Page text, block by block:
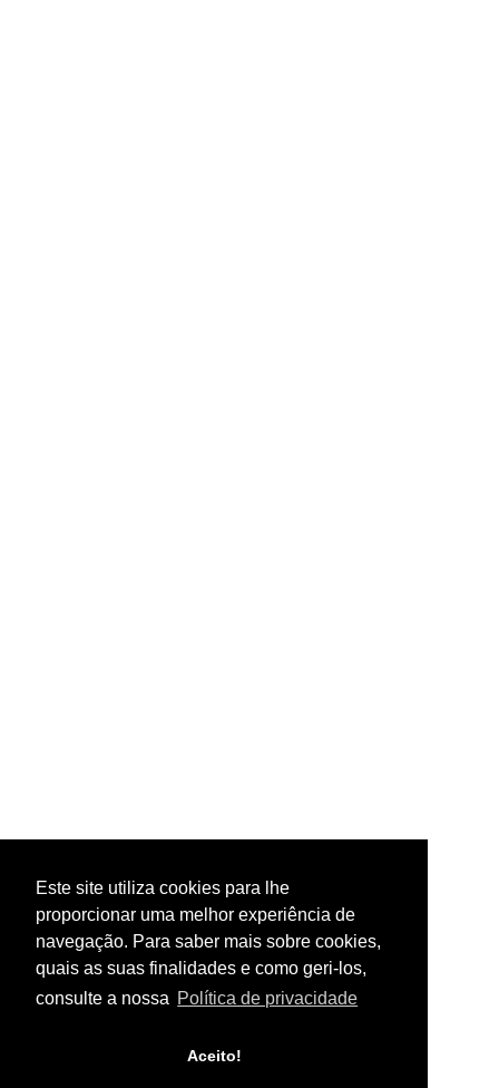
Este site utiliza cookies para lhe
proporcionar uma melhor experiência de
navegação. Para saber mais sobre cookies,
quais as suas finalidades e como geri-los,
consulte a nossa Política de privacidade
Aceito!